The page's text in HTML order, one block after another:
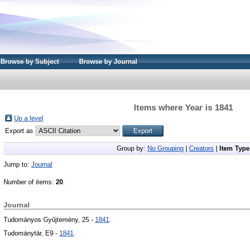
Browse by Subject Browse by Journal
Items where Year is 1841
Up a level
Export as
Group by: No Grouping Creators Item Type
Jump to: Journal
Number of items: 20
Journal
Tudományos Gyűjtemény, 25 - 1841
Tudománytár, E9 - 1841.